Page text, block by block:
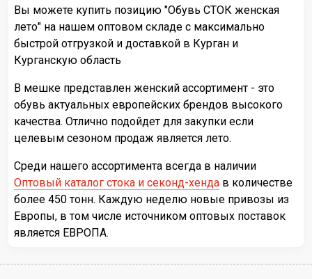
Вы можете купить позицию "Обувь СТОК женская
лето" на нашем оптовом складе с максимально
быстрой отгрузкой и доставкой в Курган и
Курганскую область
В мешке представлен женский ассортимент - это
обувь актуальных европейских брендов высокого
качества. Отлично подойдет для закупки если
целевым сезоном продаж является лето.
Среди нашего ассортимента всегда в наличии
Оптовый каталог стока и секонд-хенда в количестве
более 450 тонн. Каждую неделю новые привозы из
Европы, в том числе источником оптовых поставок
является ЕВРОПА.